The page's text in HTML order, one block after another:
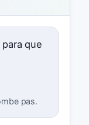
para que
pas.